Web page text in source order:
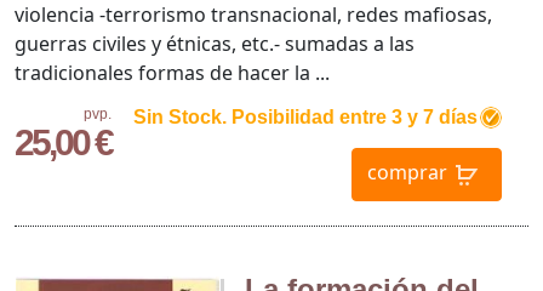
pvp.
25,00 €
Sin Stock. Posibilidad entre 3 y 7 días
comprar
violencia -terrorismo transnacional, redes mafiosas,
guerras civiles y étnicas, etc.- sumadas a las
tradicionales formas de hacer la ...